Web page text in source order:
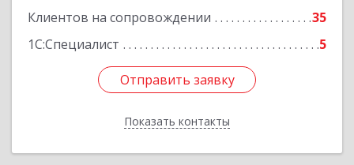
Клиентов на сопровождении
35
1С:Специалист
5
Отправить заявку
Показать контакты
Подробнее
Отправить заявку
Назад